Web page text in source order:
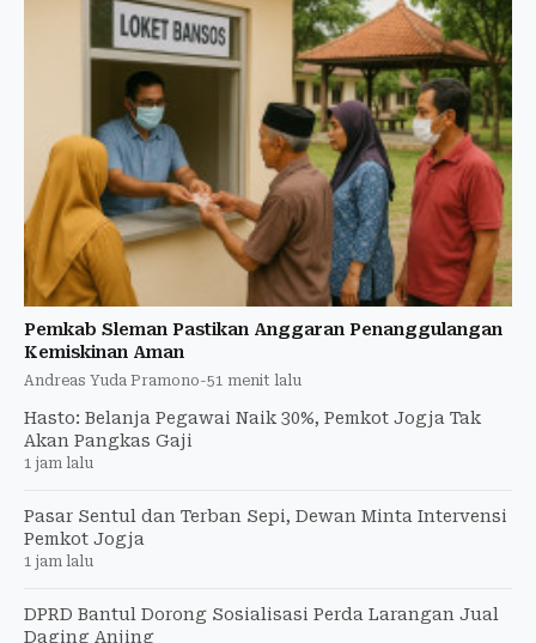
Pemkab Sleman Pastikan Anggaran Penanggulangan
Kemiskinan Aman
Andreas Yuda Pramono-51 menit lalu
Hasto: Belanja Pegawai Naik 30%, Pemkot Jogja Tak
Akan Pangkas Gaji
1 jam lalu
Pasar Sentul dan Terban Sepi, Dewan Minta Intervensi
Pemkot Jogja
1 jam lalu
DPRD Bantul Dorong Sosialisasi Perda Larangan Jual
Daging Anjing